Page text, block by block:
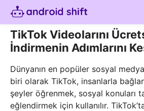
Skip
content
TikTok Videolarını
İndirmenin Adımlarını
Dünyanın en popüler sosyal
biri olarak TikTok, insanlarla
şeyler öğrenmek, sosyal konuları
eğlendirmek için kullanılır.